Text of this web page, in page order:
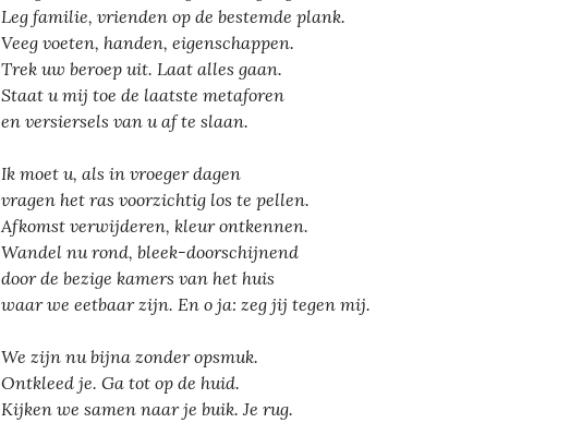
Leg familie, vrienden op de bestemde plank.
Veeg voeten, handen, eigenschappen.
Trek uw beroep uit. Laat alles gaan.
Staat u mij toe de laatste metaforen
en versiersels van u af te slaan.
Ik moet u, als in vroeger dagen
vragen het ras voorzichtig los te pellen.
Afkomst verwijderen, kleur ontkennen.
Wandel nu rond, bleek-doorschijnend
door de bezige kamers van het huis
waar we eetbaar zijn. En o ja: zeg jij tegen mij.
We zijn nu bijna zonder opsmuk.
Ontkleed je. Ga tot op de huid.
Kijken we samen naar je buik. Je rug.